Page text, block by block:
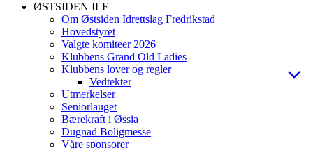
ØSTSIDEN ILF
Om Østsiden Idrettslag Fredrikstad
Hovedstyret
Valgte komiteer 2026
Klubbens Grand Old Ladies
Klubbens lover og regler
Vedtekter
Utmerkelser
Seniorlauget
Bærekraft i Øssia
Dugnad Boligmesse
Våre sponsorer